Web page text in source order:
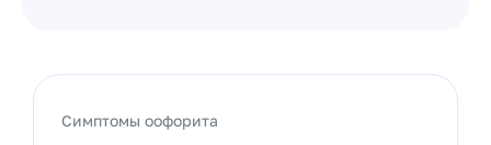
Симптомы оофорита